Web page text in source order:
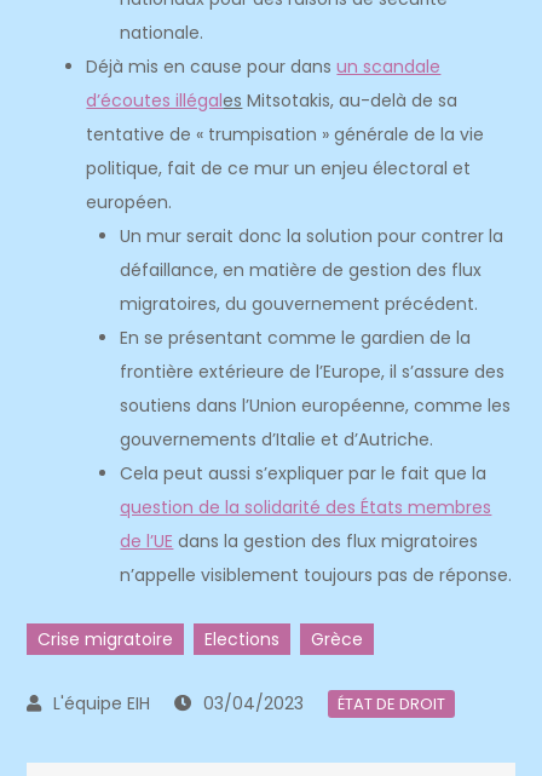
nationale.
Déjà mis en cause pour dansun scandale
d’écoutes illégales Mitsotakis, au-delà de sa
tentative de « trumpisation » générale de la vie
politique, fait de ce mur un enjeu électoral et
européen.
Un mur serait donc la solution pour contrer la
défaillance, en matière de gestion des flux
migratoires, du gouvernement précédent.
En se présentant comme le gardien de la
frontière extérieure de l’Europe, il s’assure des
soutiens dans l’Union européenne, comme les
gouvernements d’Italie et d’Autriche.
Cela peut aussi s’expliquer par le fait que la
question de la solidarité des États membres
de l’UE dans la gestion des flux migratoires
n’appelle visiblement toujours pas de réponse.
Crise migratoire Elections Grèce
03/04/2023 ÉTAT DE DROIT